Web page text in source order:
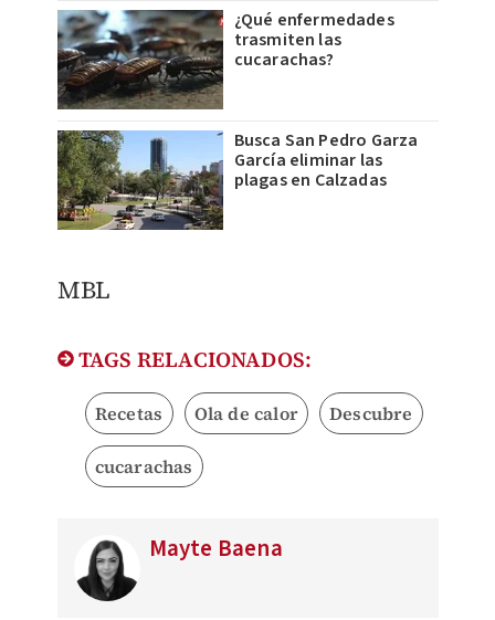
¿Qué enfermedades
trasmiten las
cucarachas?
Busca San Pedro Garza
García eliminar las
plagas en Calzadas
MBL
TAGS RELACIONADOS:
Recetas Ola de calor Descubre
cucarachas
Mayte Baena